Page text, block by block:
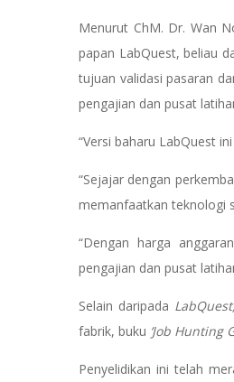
Menurut ChM. Dr. Wan
papan LabQuest, beliau
tujuan validasi pasaran
pengajian dan pusat
“Versi baharu LabQuest
“Sejajar dengan
memanfaatkan teknologi
“Dengan harga
pengajian dan pusat
Selain daripada LabQuest,
fabrik, buku ‘Job Hunting
Penyelidikan ini telah